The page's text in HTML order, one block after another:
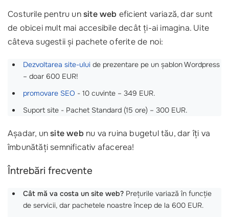
Costurile pentru unsite web eficient variază, dar sunt
de obicei mult mai accesibile decât ți-ai imagina. Uite
câteva sugestii și pachete oferite de noi:
Dezvoltarea site-ului de prezentare pe un șablon Wordpress
– doar 600 EUR!
promovare SEO - 10 cuvinte – 349 EUR.
Suport site - Pachet Standard (15 ore) – 300 EUR.
Așadar, unsite web nu va ruina bugetul tău, dar îți va
îmbunătăți semnificativ afacerea!
Întrebări frecvente
Cât mă va costa un site web? Prețurile variază în funcție
de servicii, dar pachetele noastre încep de la 600 EUR.